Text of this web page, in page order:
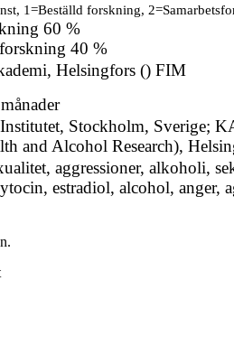
1=Beställd forskning,
60 %
40 %
Helsingfors () FIM
Stockholm, Sverige;
and Alcohol Research),
aggressioner, alkoholi,
estradiol, alcohol, anger,